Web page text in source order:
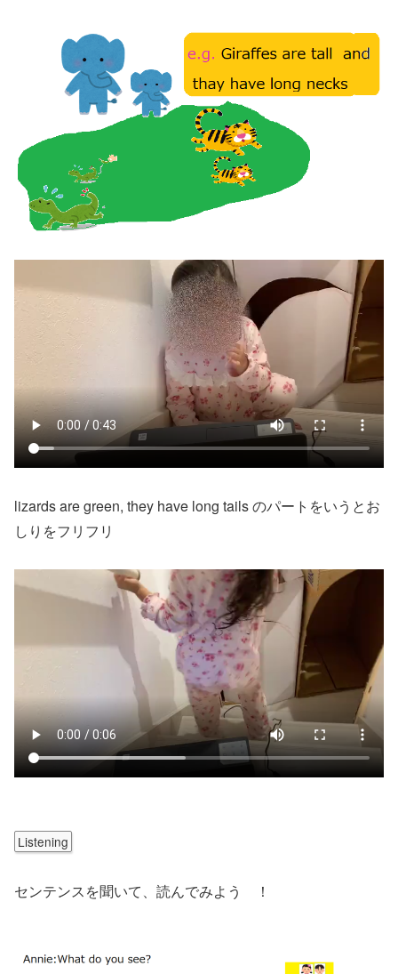
lizards are green, they have long tails のパートをいうとお
しりをフリフリ
Listening
センテンスを聞いて、読んでみよう ！